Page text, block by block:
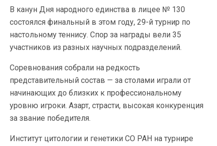
В канун Дня народного единства в лицее № 130
состоялся финальный в этом году, 29-й турнир по
настольному теннису. Спор за награды вели 35
участников из разных научных подразделений.
Соревнования собрали на редкость
представительный состав — за столами играли от
начинающих до близких к профессиональному
уровню игроки. Азарт, страсти, высокая конкуренция
за звание победителя.
Институт цитологии и генетики СО РАН на турнире